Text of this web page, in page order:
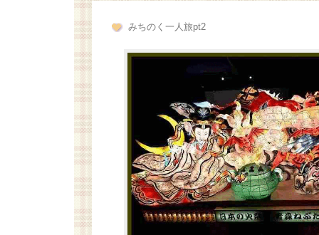
みちのく一人旅pt2